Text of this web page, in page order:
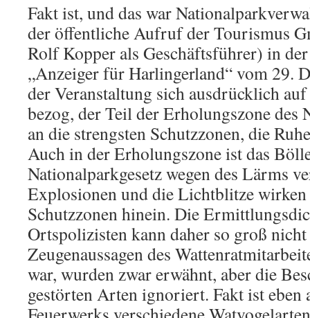
Fakt ist, und das war
der öffentliche Aufruf der Tourismus
Rolf Kopper als Geschäftsführer) in
„Anzeiger für Harlingerland“ vom 29.
der Veranstaltung sich ausdrücklich
bezog, der Teil der Erholungszone des
an die strengsten Schutzzonen, die
Auch in der Erholungszone ist das
Nationalparkgesetz wegen des Lärms
Explosionen und die Lichtblitze
Schutzzonen hinein. Die
Ortspolizisten kann daher so groß nicht
Zeugenaussagen des
war, wurden zwar erwähnt, aber die
gestörten Arten ignoriert. Fakt ist eben